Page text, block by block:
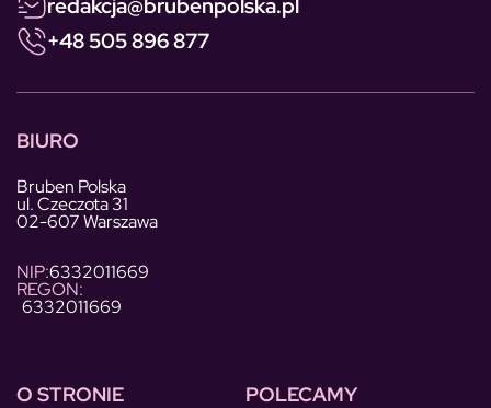
redakcja@brubenpolska.pl
+48 505 896 877
BIURO
Bruben Polska
ul. Czeczota 31
02-607 Warszawa
NIP:6332011669
REGON:
6332011669
O STRONIE POLECAMY